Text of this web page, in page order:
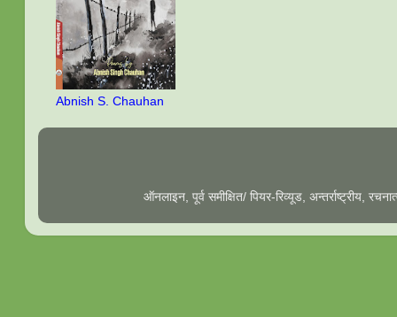
Abnish S. Chauhan
ऑनलाइन, पूर्व समीक्षित/ पियर-रिव्यूड, अन्तर्राष्ट्रीय,